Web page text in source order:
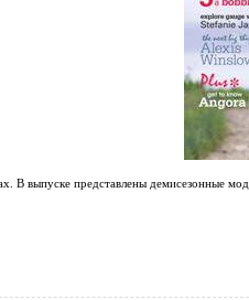
В выпуске представлены демисезонные